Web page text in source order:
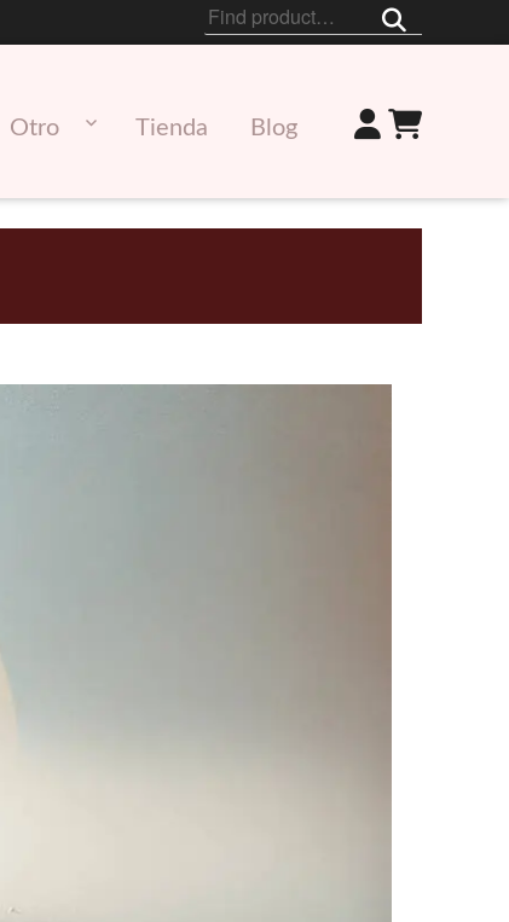
Buscar
Otro Tienda Blog